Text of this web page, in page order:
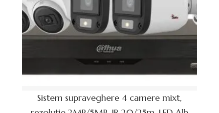
Sistem supraveghere 4 camere mixt,